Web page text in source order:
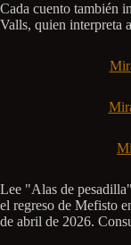
Cada cuento también
Valls, quien interpreta
Lee "Alas de
el regreso de Mefisto
de abril de 2026.